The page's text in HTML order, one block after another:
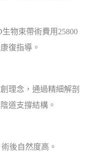
物束帶術費用25800
復指導。
理念，通過精細解剖
道支撐結構。
後自然度高。